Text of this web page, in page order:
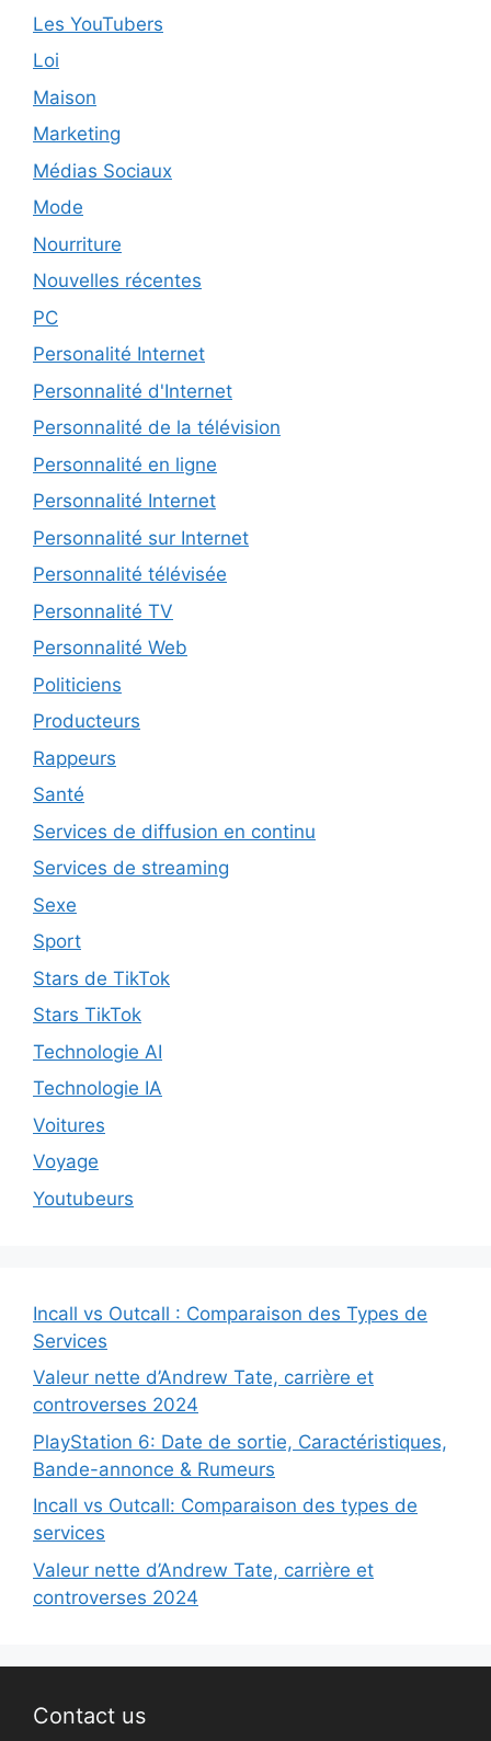
Les YouTubers
Loi
Maison
Marketing
Médias Sociaux
Mode
Nourriture
Nouvelles récentes
PC
Personalité Internet
Personnalité d'Internet
Personnalité de la télévision
Personnalité en ligne
Personnalité Internet
Personnalité sur Internet
Personnalité télévisée
Personnalité TV
Personnalité Web
Politiciens
Producteurs
Rappeurs
Santé
Services de diffusion en continu
Services de streaming
Sexe
Sport
Stars de TikTok
Stars TikTok
Technologie AI
Technologie IA
Voitures
Voyage
Youtubeurs
Incall vs Outcall : Comparaison des Types de
Services
Valeur nette d’Andrew Tate, carrière et
controverses 2024
PlayStation 6: Date de sortie, Caractéristiques,
Bande-annonce & Rumeurs
Incall vs Outcall: Comparaison des types de
services
Valeur nette d’Andrew Tate, carrière et
controverses 2024
Contact us